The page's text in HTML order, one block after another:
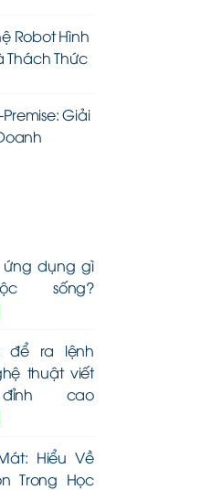
Robot Hình
Thách Thức
Premise: Giải
dụng gì
sống?
để ra lệnh
thuật viết
cao
Hiểu Về
Trong Học